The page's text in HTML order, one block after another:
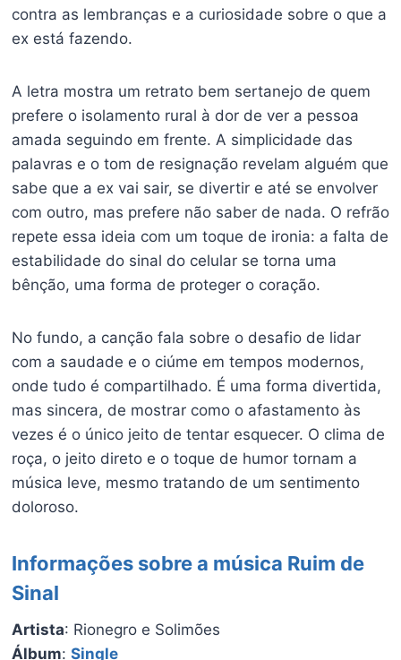
contra as lembranças e a curiosidade sobre o que a
ex está fazendo.
A letra mostra um retrato bem sertanejo de quem
prefere o isolamento rural à dor de ver a pessoa
amada seguindo em frente. A simplicidade das
palavras e o tom de resignação revelam alguém que
sabe que a ex vai sair, se divertir e até se envolver
com outro, mas prefere não saber de nada. O refrão
repete essa ideia com um toque de ironia: a falta de
estabilidade do sinal do celular se torna uma
bênção, uma forma de proteger o coração.
No fundo, a canção fala sobre o desafio de lidar
com a saudade e o ciúme em tempos modernos,
onde tudo é compartilhado. É uma forma divertida,
mas sincera, de mostrar como o afastamento às
vezes é o único jeito de tentar esquecer. O clima de
roça, o jeito direto e o toque de humor tornam a
música leve, mesmo tratando de um sentimento
doloroso.
Informações sobre a música Ruim de
Sinal
Artista: Rionegro e Solimões
Álbum: Single